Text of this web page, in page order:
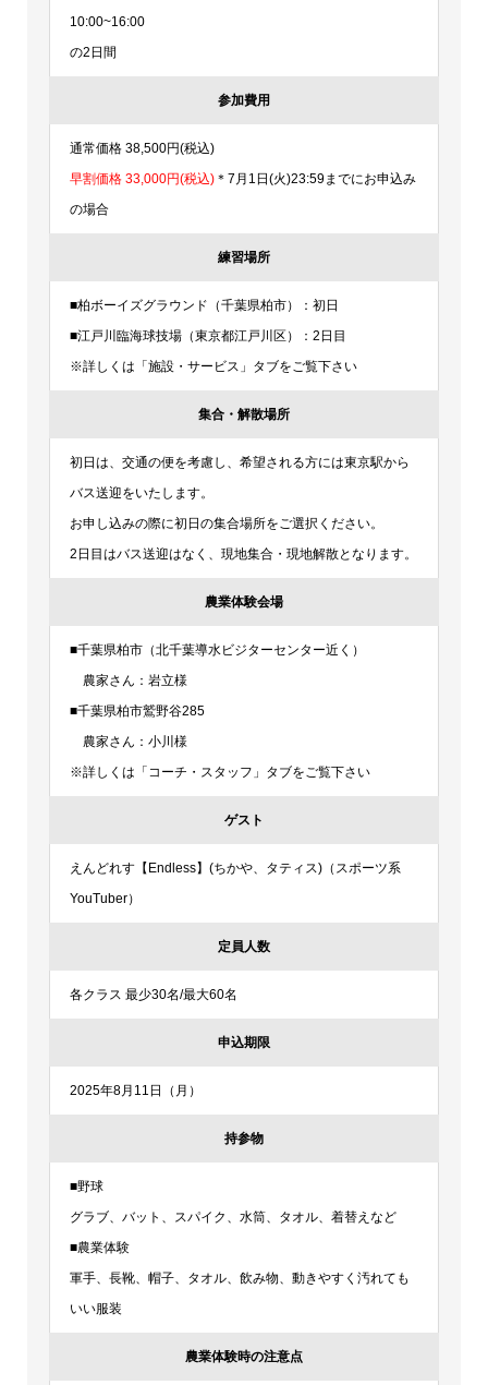
10:00~16:00
の2日間
参加費用
通常価格 38,500円(税込)
早割価格 33,000円(税込)＊7月1日(火)23:59までにお申込み
の場合
練習場所
■柏ボーイズグラウンド（千葉県柏市）：初日
■江戸川臨海球技場（東京都江戸川区）：2日目
※詳しくは「施設・サービス」タブをご覧下さい
集合・解散場所
初日は、交通の便を考慮し、希望される方には東京駅から
バス送迎をいたします。
お申し込みの際に初日の集合場所をご選択ください。
2日目はバス送迎はなく、現地集合・現地解散となります。
農業体験会場
■千葉県柏市（北千葉導水ビジターセンター近く）
農家さん：岩立様
■千葉県柏市鷲野谷285
農家さん：小川様
※詳しくは「コーチ・スタッフ」タブをご覧下さい
ゲスト
えんどれす【Endless】(ちかや、タティス)（スポーツ系
YouTuber）
定員人数
各クラス 最少30名/最大60名
申込期限
2025年8月11日（月）
持参物
■野球
グラブ、バット、スパイク、水筒、タオル、着替えなど
■農業体験
軍手、長靴、帽子、タオル、飲み物、動きやすく汚れても
いい服装
農業体験時の注意点